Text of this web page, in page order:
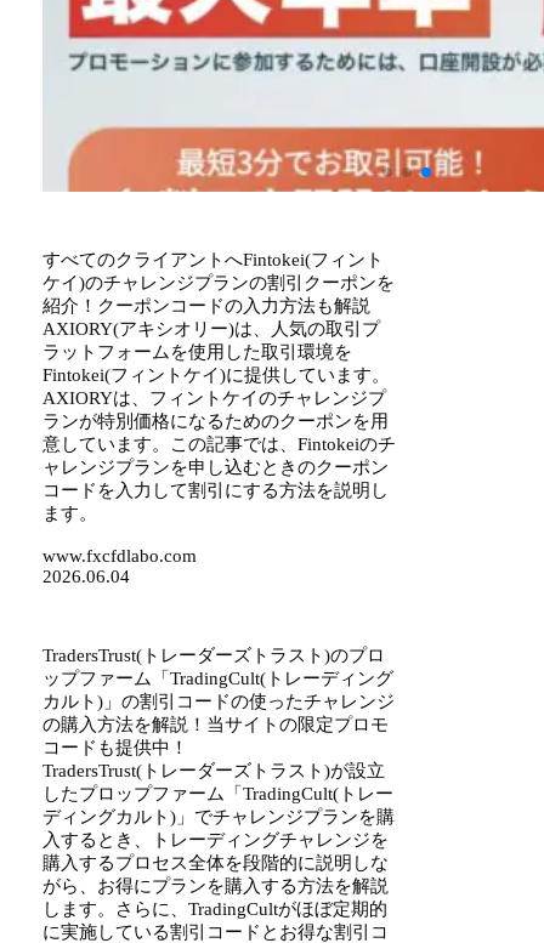
すべてのクライアントへFintokei(フィント
ケイ)のチャレンジプランの割引クーポンを
紹介！クーポンコードの入力方法も解説
AXIORY(アキシオリー)は、人気の取引プ
ラットフォームを使用した取引環境を
Fintokei(フィントケイ)に提供しています。
AXIORYは、フィントケイのチャレンジプ
ランが特別価格になるためのクーポンを用
意しています。この記事では、Fintokeiのチ
ャレンジプランを申し込むときのクーポン
コードを入力して割引にする方法を説明し
ます。
www.fxcfdlabo.com
2026.06.04
TradersTrust(トレーダーズトラスト)のプロ
ップファーム「TradingCult(トレーディング
カルト)」の割引コードの使ったチャレンジ
の購入方法を解説！当サイトの限定プロモ
コードも提供中！
TradersTrust(トレーダーズトラスト)が設立
したプロップファーム「TradingCult(トレー
ディングカルト)」でチャレンジプランを購
入するとき、トレーディングチャレンジを
購入するプロセス全体を段階的に説明しな
がら、お得にプランを購入する方法を解説
します。さらに、TradingCultがほぼ定期的
に実施している割引コードとお得な割引コ